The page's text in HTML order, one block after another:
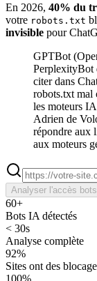
En 2026, 40% du
votre robots.txt
invisible pour
GPTBot
PerplexityBot
citer dans
robots.txt mal
les moteurs
Adrien de
répondre aux
aux moteurs
Analyser l'accès
60+
Bots IA détectés
< 30s
Analyse complète
92%
Sites ont des
100%